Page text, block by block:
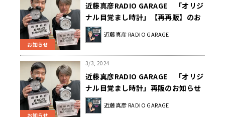
お知らせ
近藤真彦RADIO GARAGE 「オリジ
ナル目覚まし時計」【再再販】のお
知らせ
近藤真彦 RADIO GARAGE
お知らせ
3/3, 2024
近藤真彦RADIO GARAGE 「オリジ
ナル目覚まし時計」再販のお知らせ
近藤真彦 RADIO GARAGE